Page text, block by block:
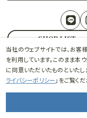
SHOP LIST
©
当社のウェブサイトでは、お客
を利用しています。このまま本
に同意いただいたものといたし
ライバシーポリシー 」をご覧くだ